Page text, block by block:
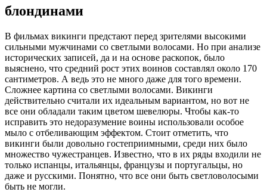
блондинами
В фильмах викинги предстают перед зрителями высокими
сильными мужчинами со светлыми волосами. Но при анализе
исторических записей, да и на основе раскопок, было
выяснено, что средний рост этих воинов составлял около 170
сантиметров. А ведь это не много даже для того времени.
Сложнее картина со светлыми волосами. Викинги
действительно считали их идеальным вариантом, но вот не
все они обладали таким цветом шевелюры. Чтобы как-то
исправить это недоразумение воины использовали особое
мыло с отбеливающим эффектом. Стоит отметить, что
викинги были довольно гостеприимными, среди них было
множество чужестранцев. Известно, что в их ряды входили не
только испанцы, итальянцы, французы и португальцы, но
даже и русскими. Понятно, что все они быть светловолосыми
быть не могли.